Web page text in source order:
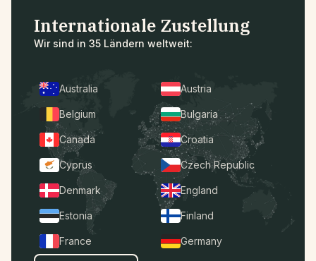
Internationale Zustellung
Wir sind in 35 Ländern weltweit:
Australia Austria
Belgium Bulgaria
Canada Croatia
Cyprus Czech Republic
Denmark England
Estonia Finland
France Germany